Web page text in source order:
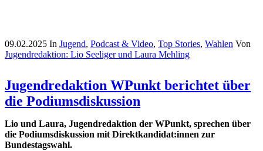
09.02.2025 In Jugend, Podcast & Video, Top Stories, Wahlen Von
Jugendredaktion: Lio Seeliger und Laura Mehling
Jugendredaktion WPunkt berichtet über
die Podiumsdiskussion
Lio und Laura, Jugendredaktion der WPunkt, sprechen über
die Podiumsdiskussion mit Direktkandidat:innen zur
Bundestagswahl.